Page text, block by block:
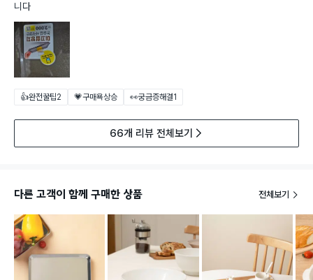
니다
👍완전꿀팁2 💗구매욕상승 👀궁금증해결1
66개 리뷰 전체보기
다른 고객이 함께 구매한 상품 전체보기